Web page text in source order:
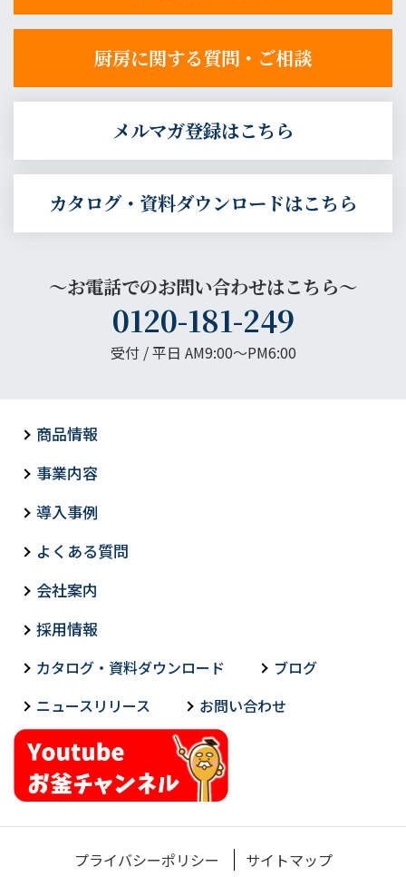
厨房に関する質問・ご相談
メルマガ登録はこちら
カタログ・資料ダウンロードはこちら
～お電話でのお問い合わせはこちら～
0120-181-249
受付 / 平日 AM9:00〜PM6:00
商品情報
事業内容
導入事例
よくある質問
会社案内
採用情報
カタログ・資料ダウンロード
ブログ
ニュースリリース
お問い合わせ
プライバシーポリシー サイトマップ